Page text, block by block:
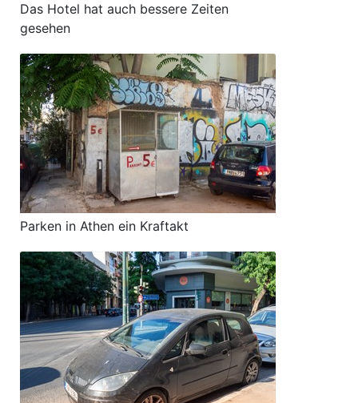
Das Hotel hat auch bessere Zeiten
gesehen
Parken in Athen ein Kraftakt